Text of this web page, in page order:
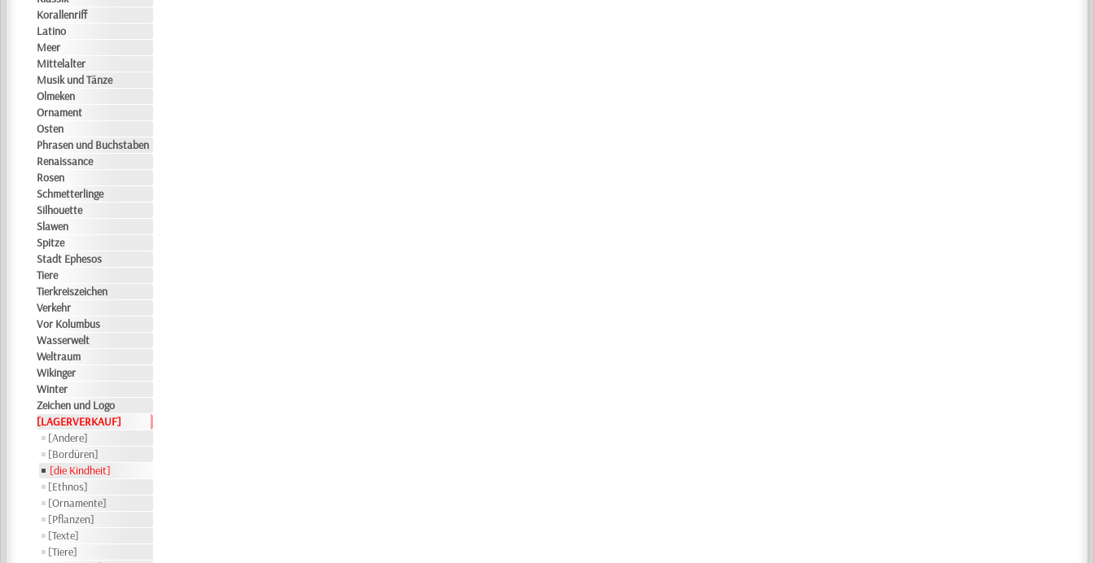
Korallenriff
Latino
Meer
Mittelalter
Musik und Tänze
Olmeken
Ornament
Osten
Phrasen und Buchstaben
Renaissance
Rosen
Schmetterlinge
Silhouette
Slawen
Spitze
Stadt Ephesos
Tiere
Tierkreiszeichen
Verkehr
Vor Kolumbus
Wasserwelt
Weltraum
Wikinger
Winter
Zeichen und Logo
[LAGERVERKAUF]
[Andere]
[Bordüren]
[die Kindheit]
[Ethnos]
[Ornamente]
[Pflanzen]
[Texte]
[Tiere]